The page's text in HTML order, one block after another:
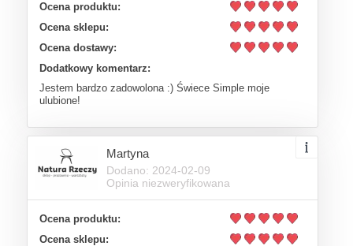
Ocena produktu:
Ocena sklepu:
Ocena dostawy:
Dodatkowy komentarz:
Jestem bardzo zadowolona :) Świece Simple moje
ulubione!
Martyna
Dodano: 2024-02-09
Opinia niezweryfikowana
Ocena produktu:
Ocena sklepu: